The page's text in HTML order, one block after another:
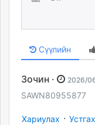
Сүүлийн
Зочин · 2026/
SAWN80955877
Хариулах · Устгах